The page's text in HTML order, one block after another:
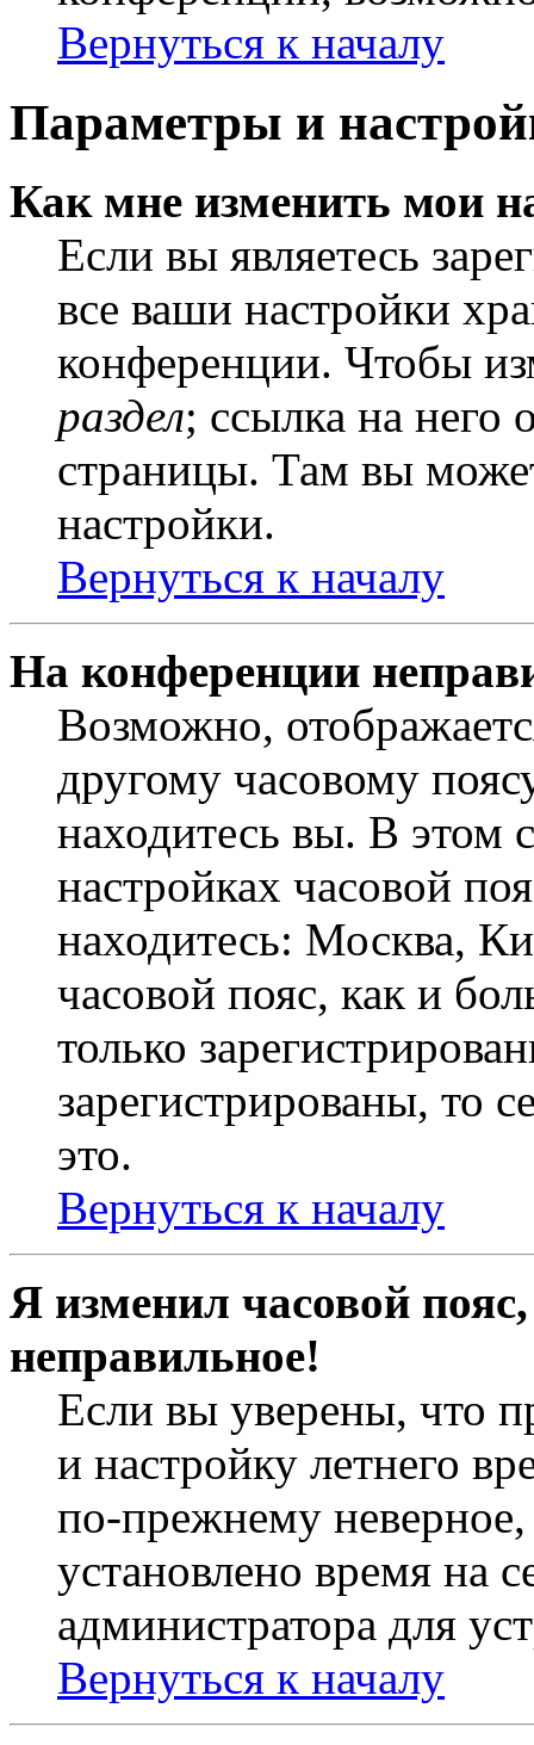
Вернуться к началу
Параметры и
Как мне изменить мои
Если вы являетесь
все ваши настройки
конференции. Чтобы
раздел; ссылка на него
страницы. Там вы
настройки.
Вернуться к началу
На конференции
Возможно,
другому часовому
находитесь вы. В этом
настройках часовой
находитесь: Москва,
часовой пояс, как и
только
зарегистрированы, то
это.
Вернуться к началу
Я изменил часовой
неправильное!
Если вы уверены, что
и настройку летнего
по-прежнему неверное,
установлено время на
администратора для
Вернуться к началу